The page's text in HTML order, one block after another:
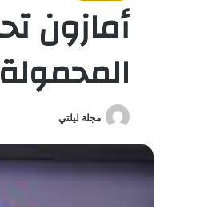
أمازون
المحمولة
مجلة ليلتي